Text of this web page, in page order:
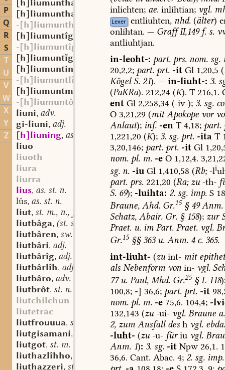
P
Q
R
S
T
U
V
W
X
Y
Z
[h]liumunthaftîg
[h]liumunthaftgî
st. f.
-[h]liumunthaftôn
[h]liumuntîg
-[h]liumuntîg
[h]liumuntgî
[h]liumunting
-[h]liumuntlîh
[h]liumuntmâri
-[h]liumuntôn
liuni, adv.
gi-liuni, adj.
[h]liuning, as. st. m.
liuo
liuoth
liura
liurra
lius, as. st. n.
lûs, as. st. n.
liut, st. m., n., f.
liutbâga, (st. sw.?) f.
liutbâren, sw. v.
liutbâri, adj.
liutbârîg, adj.
liutbârlîh, adj.
liutbâro, adv.
liutbrôt, st. n.
liutchilchun
liutetrāc
liutfrouuua, sw. f.
liutgisamani,
liutgot, st. m.
liuthazlîhho,
liuthazzeri, st. m.
inlichten; ae.inlíhtian; vgl.
Lexer entliuhten, nhd. (älter)
onlíhtan. — GraffII,149f.s.
antliuhtjan.
in-leoht-: part.prs.nom.sg.
20,2,2; part. prt. -itGl1,20,5 (
KögelS.21). — in-liuht-: 3.
(PaKRa). 212,24(K). T216,1.
entGl2,258,34(-iv-); 3.sg.
O3,21,29 (mitApokopevor
Anlaut); inf. -enT4,18; part.
1,221,20 (K); 3.sg.prt. -ita T
3,20,146; part.prt. -itGl
nom.pl.m. -eO1,12,4.
sg.n. -iuGl1,410,58 (Rb;-li
part.prs.221,20 (Ra;zu-th-
S.69); -luihta: 2.sg.imp.S
Braune,Ahd.Gr.15 §49Anm.
Schatz,Abair.Gr.§158); zur
Praet.u.imPart.Praet.vgl.
Gr.15 §§363u. Anm.4c.365.
int-liuht- (zuint- mit
alsNebenform vonin- vgl.
77u.Paul,Mhd.Gr.25 §L118)
100,8; -] 36,6; part.prt. -it
nom.pl.m. -e75,6. 104,4; -
132,143 (zu-ui- vgl.Braunea.
2,zum Ausfalldesh vgl.ebda.
-luht- (zu-u- für iu vgl.
Anm.1): 3.sg. -itNpw26,1.
36,6. Cant. Abac. 4; 2.sg.imp.